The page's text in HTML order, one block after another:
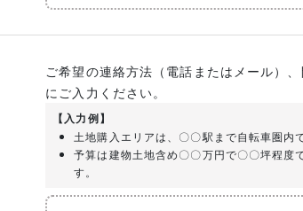
ご希望の連絡方法（電話またはメール）
にご入力ください。
【入力例】
土地購入エリアは、〇〇駅まで自転車圏内
予算は建物土地含め〇〇万円で〇〇坪程
す。